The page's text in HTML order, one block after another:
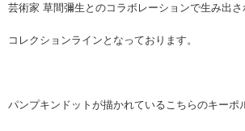
芸術家 草間彌生とのコラボレーションで生み出さ
コレクションラインとなっております。
パンプキンドットが描かれているこちらのキーポ